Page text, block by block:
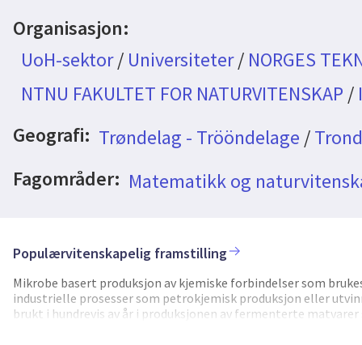
Organisasjon:
UoH-sektor/ Universiteter/ NORGES
NTNU FAKULTET FOR NATURVITENSKAP /
Geografi: Trøndelag - Trööndelage /
Fagområder: Matematikk og
Populærvitenskapelig framstilling
Mikrobe basert produksjon av kjemiske forbindelser som
industrielle prosesser som petrokjemisk produksjon eller
brukt i hundrevis av år i produksjonen av fermenterte